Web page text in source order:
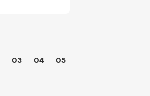
03 04 05